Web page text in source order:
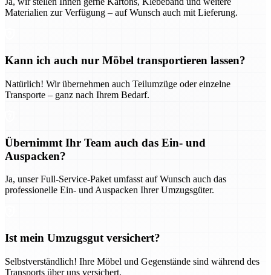
Materialien zur Verfügung – auf Wunsch auch mit Lieferung.
Kann ich auch nur Möbel transportieren lassen?
Natürlich! Wir übernehmen auch Teilumzüge oder einzelne
Transporte – ganz nach Ihrem Bedarf.
Übernimmt Ihr Team auch das Ein- und
Auspacken?
Ja, unser Full-Service-Paket umfasst auf Wunsch auch das
professionelle Ein- und Auspacken Ihrer Umzugsgüter.
Ist mein Umzugsgut versichert?
Selbstverständlich! Ihre Möbel und Gegenstände sind während des
Transports über uns versichert.